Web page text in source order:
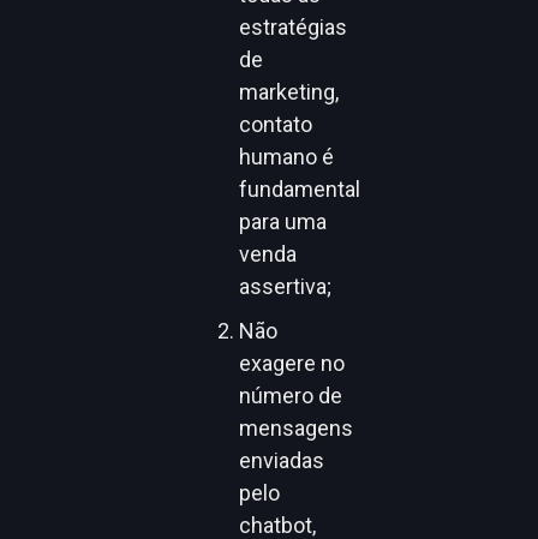
estratégias
de
marketing,
contato
humano é
fundamental
para uma
venda
assertiva;
Não
exagere no
número de
mensagens
enviadas
pelo
chatbot,